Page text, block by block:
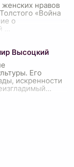
нравов
«Война
о
Высоцкий
Его
искренности
...